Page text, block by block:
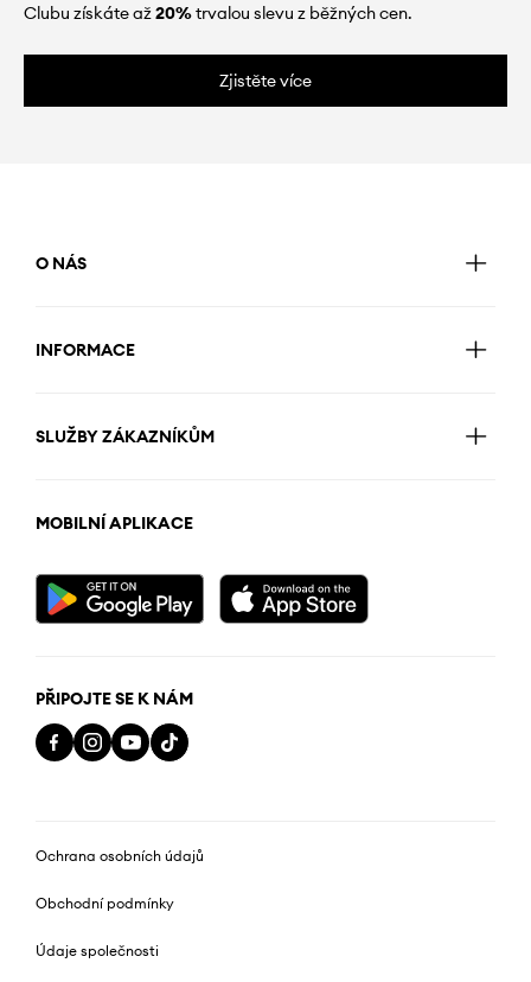
Clubu získáte až20%trvalou slevu z běžných cen.
Zjistěte více
O NÁS
INFORMACE
SLUŽBY ZÁKAZNÍKŮM
MOBILNÍ APLIKACE
PŘIPOJTE SE K NÁM
Ochrana osobních údajů
Obchodní podmínky
Údaje společnosti